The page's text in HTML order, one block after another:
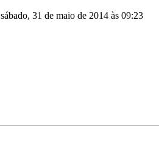
sábado, 31 de maio de 2014 às 09:23